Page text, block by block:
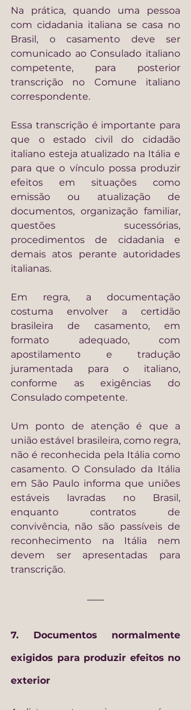
Na prática, quando uma pessoa
com cidadania italiana se casa no
Brasil, o casamento deve ser
comunicado ao Consulado italiano
competente, para posterior
transcrição no Comune italiano
correspondente.
Essa transcrição é importante para
que o estado civil do cidadão
italiano esteja atualizado na Itália e
para que o vínculo possa produzir
efeitos em situações como
emissão ou atualização de
documentos, organização familiar,
questões sucessórias,
procedimentos de cidadania e
demais atos perante autoridades
italianas.
Em regra, a documentação
costuma envolver a certidão
brasileira de casamento, em
formato adequado, com
apostilamento e tradução
juramentada para o italiano,
conforme as exigências do
Consulado competente.
Um ponto de atenção é que a
união estável brasileira, como regra,
não é reconhecida pela Itália como
casamento. O Consulado da Itália
em São Paulo informa que uniões
estáveis lavradas no Brasil,
enquanto contratos de
convivência, não são passíveis de
reconhecimento na Itália nem
devem ser apresentadas para
transcrição.
7. Documentos normalmente
exigidos para produzir efeitos no
exterior